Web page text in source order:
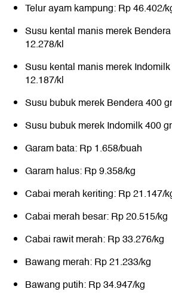
Telur ayam kampung: Rp 46.402/
Susu kental manis merek
12.278/kl
Susu kental manis merek
12.187/kl
Susu bubuk merek Bendera 400
Susu bubuk merek Indomilk 400
Garam bata: Rp 1.658/buah
Garam halus: Rp 9.358/kg
Cabai merah keriting: Rp 21.147/
Cabai merah besar: Rp 20.515/kg
Cabai rawit merah: Rp 33.276/kg
Bawang merah: Rp 21.233/kg
Bawang putih: Rp 34.947/kg